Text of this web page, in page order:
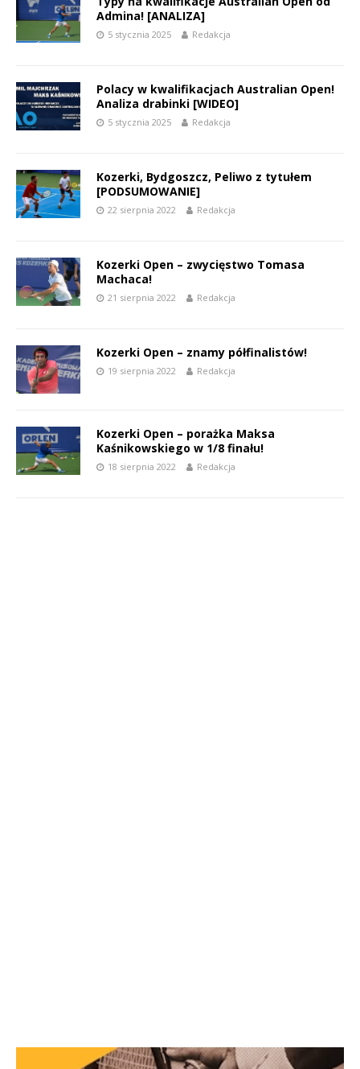
Admina! [ANALIZA]
5 stycznia 2025 Redakcja
Polacy w kwalifikacjach Australian Open!
Analiza drabinki [WIDEO]
5 stycznia 2025 Redakcja
Kozerki, Bydgoszcz, Peliwo z tytułem
[PODSUMOWANIE]
22 sierpnia 2022 Redakcja
Kozerki Open – zwycięstwo Tomasa
Machaca!
21 sierpnia 2022 Redakcja
Kozerki Open – znamy półfinalistów!
19 sierpnia 2022 Redakcja
Kozerki Open – porażka Maksa
Kaśnikowskiego w 1/8 finału!
18 sierpnia 2022 Redakcja